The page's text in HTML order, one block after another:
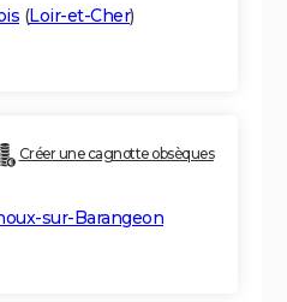
(Loir-et-Cher)
Créer une cagnotte obsèques
sur-Barangeon